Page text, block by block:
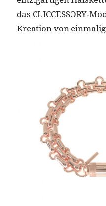
das CLICCESSORY-
Kreation von